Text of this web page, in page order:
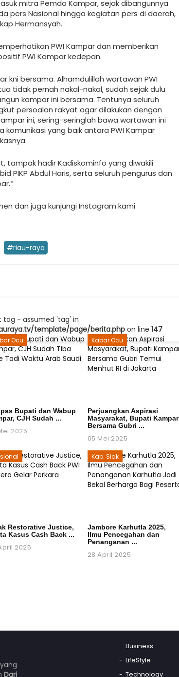
mitra Pemda Kampar, sejak dibangunnya
pers Nasional hingga kegiatan pers di daerah,
Hermansyah.
PWI Kampar dan memberikan
PWI Kampar kedepan.
kni bersama. Alhamdulillah wartawan PWI
tidak pernah nakal-nakal, sudah sejak dulu
kampar ini bersama. Tentunya seluruh
persoalan rakyat agar dilakukan dengan
ini, sering-seringlah bawa wartawan ini
yang baik antara PWI Kampar
tampak hadir Kadiskominfo yang diwakili
PIKP Abdul Haris, serta seluruh pengurus dan
dan juga kunjungi Instagram kami
#riau-raya
tag - assumed 'tag' in
template/page/berita.phpon line 147
Ocu
Bupati dan Wabup
CJH Sudah ...
2025
Kabar Ocu
Perjuangkan Aspirasi
Masyarakat, Bupati Kampar
Bersama Gubri ...
05 Mei 2025
Restorative Justice,
Kasus Cash Back ...
2025
Kab. Siak
Jambore Karhutla 2025,
Ilmu Pencegahan dan
Penanganan ...
28 April 2025
Dari
Business
LifeStyle
Technology